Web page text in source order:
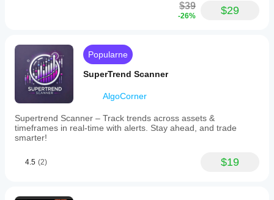
range
or
the
New
York
session
is
confirming
the
This
concepts
$39
-26% $29
Popularne
SuperTrend Scanner
AlgoCorner
Supertrend Scanner – Track trends across assets &
timeframes in real-time with alerts. Stay ahead, and trade
smarter!
4.5 (2) $19